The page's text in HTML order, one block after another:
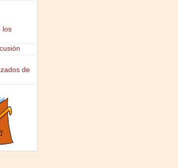
los
de